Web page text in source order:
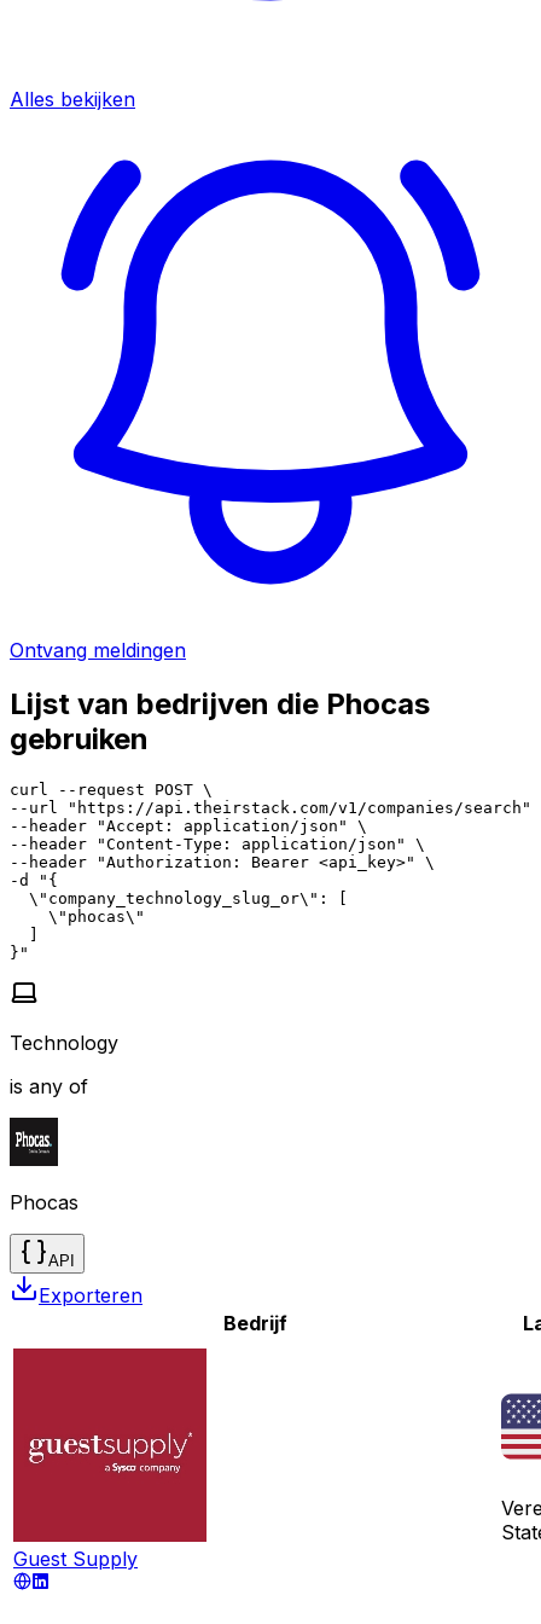
Alles bekijken
Ontvang meldingen
Lijst van bedrijven die Phocas
gebruiken
curl --request POST \
--url "https://api.theirstack.com/v1/companies/search"
--header "Accept: application/json" \
--header "Content-Type: application/json" \
--header "Authorization: Bearer <api_key>" \
-d "{
  \"company_technology_slug_or\": [
    \"phocas\"
  ]
}"
Technology
is any of
Phocas
API
Exporteren
Bedrijf
Guest Supply